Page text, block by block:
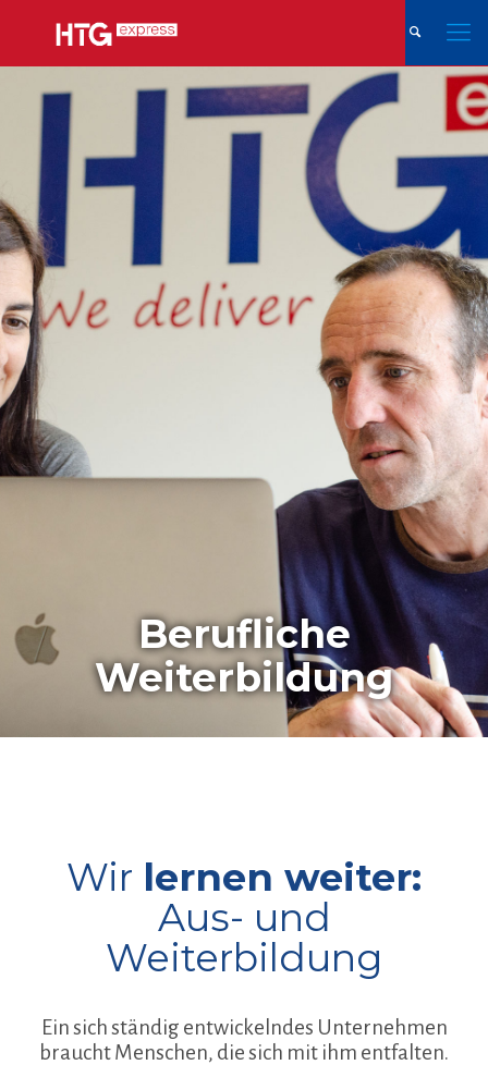
Berufliche
Weiterbildung
Wir lernen weiter:
Aus- und
Weiterbildung
Ein sich ständig entwickelndes Unternehmen
braucht Menschen, die sich mit ihm entfalten.